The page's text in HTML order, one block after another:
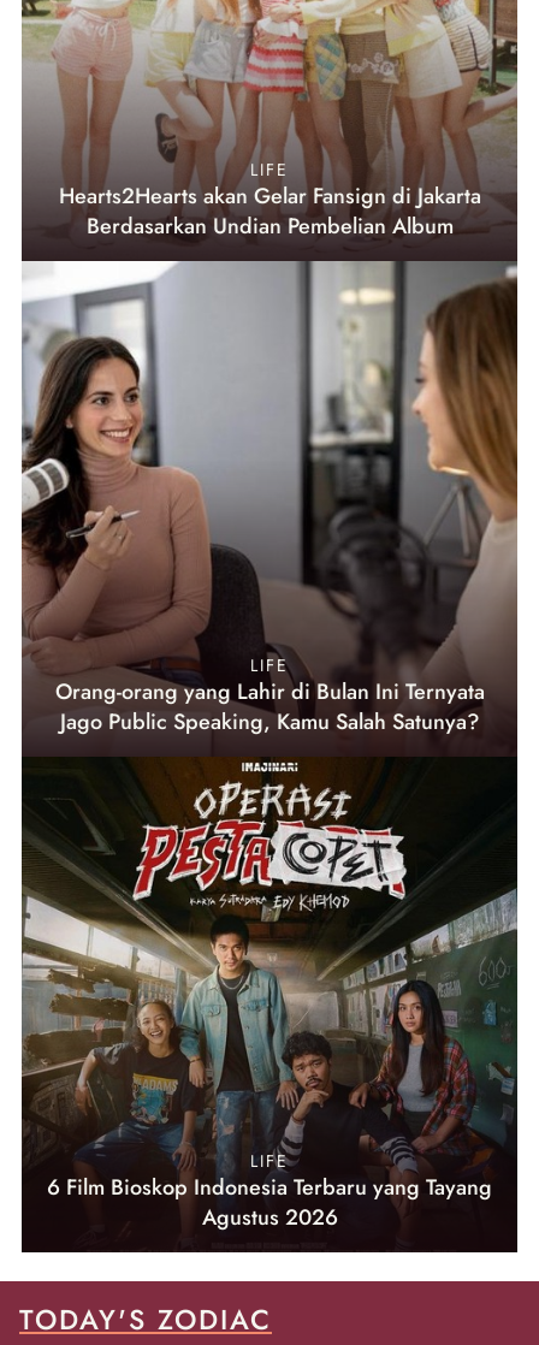
LIFE
Hearts2Hearts akan Gelar Fansign di Jakarta
Berdasarkan Undian Pembelian Album
LIFE
Orang-orang yang Lahir di Bulan Ini Ternyata
Jago Public Speaking, Kamu Salah Satunya?
LIFE
6 Film Bioskop Indonesia Terbaru yang Tayang
Agustus 2026
TODAY'S ZODIAC